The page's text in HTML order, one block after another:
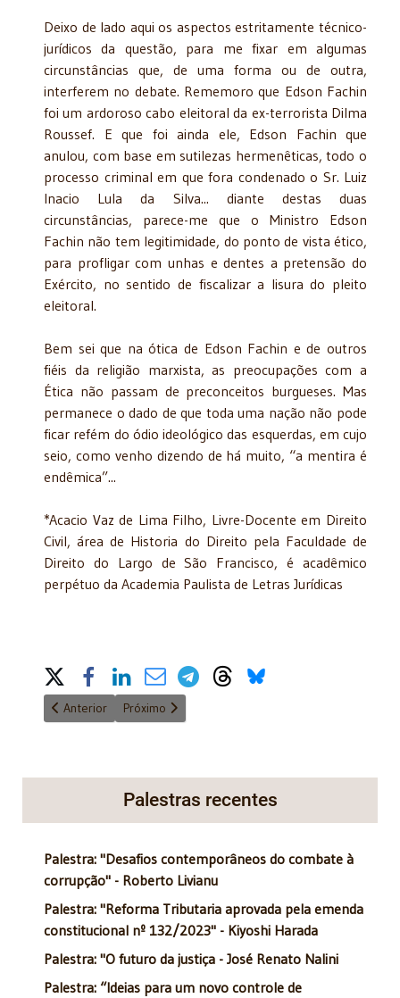
Deixo de lado aqui os aspectos estritamente técnico-
jurídicos da questão, para me fixar em algumas
circunstâncias que, de uma forma ou de outra,
interferem no debate. Rememoro que Edson Fachin
foi um ardoroso cabo eleitoral da ex-terrorista Dilma
Roussef. E que foi ainda ele, Edson Fachin que
anulou, com base em sutilezas hermenêticas, todo o
processo criminal em que fora condenado o Sr. Luiz
Inacio Lula da Silva... diante destas duas
circunstâncias, parece-me que o Ministro Edson
Fachin não tem legitimidade, do ponto de vista ético,
para profligar com unhas e dentes a pretensão do
Exército, no sentido de fiscalizar a lisura do pleito
eleitoral.
Bem sei que na ótica de Edson Fachin e de outros
fiéis da religião marxista, as preocupações com a
Ética não passam de preconceitos burgueses. Mas
permanece o dado de que toda uma nação não pode
ficar refém do ódio ideológico das esquerdas, em cujo
seio, como venho dizendo de há muito, “a mentira é
endêmica”...
*Acacio Vaz de Lima Filho, Livre-Docente em Direito
Civil, área de Historia do Direito pela Faculdade de
Direito do Largo de São Francisco, é acadêmico
perpétuo da Academia Paulista de Letras Jurídicas
Share on Social Media
Artigo anterior: Os precatórios e o barco de Teseu
Anterior Próximo artigo: Anistia antes do trânsito em
Próximo
Palestras recentes
Palestra: "Desafios contemporâneos do combate à
corrupção" - Roberto Livianu
Palestra: "Reforma Tributaria aprovada pela emenda
constitucional nº 132/2023" - Kiyoshi Harada
Palestra: "O futuro da justiça - José Renato Nalini
Palestra: “Ideias para um novo controle de